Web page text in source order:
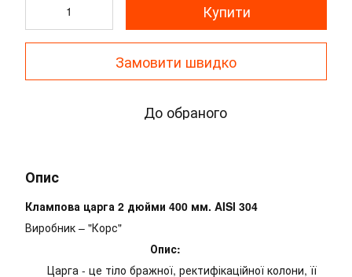
Купити
Замовити швидко
До обраного
Опис
Клампова царга 2 дюйми 400 мм. AISI 304
Виробник – "Корс"
Опис:
Царга - це тіло бражної, ректифікаційної колони, її